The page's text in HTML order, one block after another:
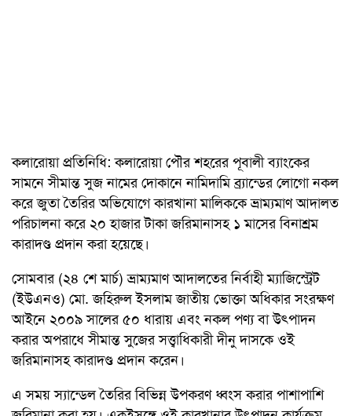
কলারোয়া প্রতিনিধি: কলারোয়া পৌর শহরের পূবালী ব্যাংকের
সামনে সীমান্ত সুজ নামের দোকানে নামিদামি ব্র্যান্ডের লোগো নকল
করে জুতা তৈরির অভিযোগে কারখানা মালিককে ভ্রাম্যমাণ আদালত
পরিচালনা করে ২০ হাজার টাকা জরিমানাসহ ১ মাসের বিনাশ্রম
কারাদণ্ড প্রদান করা হয়েছে।
সোমবার (২৪ শে মার্চ) ভ্রাম্যমাণ আদালতের নির্বাহী ম্যাজিস্ট্রেট
(ইউএনও) মো. জহিরুল ইসলাম জাতীয় ভোক্তা অধিকার সংরক্ষণ
আইনে ২০০৯ সালের ৫০ ধারায় এবং নকল পণ্য বা উৎপাদন
করার অপরাধে সীমান্ত সুজের সত্ত্বাধিকারী দীনু দাসকে ওই
জরিমানাসহ কারাদণ্ড প্রদান করেন।
এ সময় স্যান্ডেল তৈরির বিভিন্ন উপকরণ ধ্বংস করার পাশাপাশি